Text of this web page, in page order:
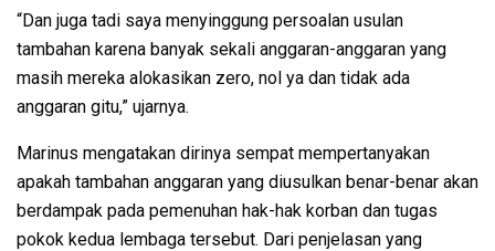
“Dan juga tadi saya menyinggung persoalan usulan
tambahan karena banyak sekali anggaran-anggaran yang
masih mereka alokasikan zero, nol ya dan tidak ada
anggaran gitu,” ujarnya.
Marinus mengatakan dirinya sempat mempertanyakan
apakah tambahan anggaran yang diusulkan benar-benar akan
berdampak pada pemenuhan hak-hak korban dan tugas
pokok kedua lembaga tersebut. Dari penjelasan yang